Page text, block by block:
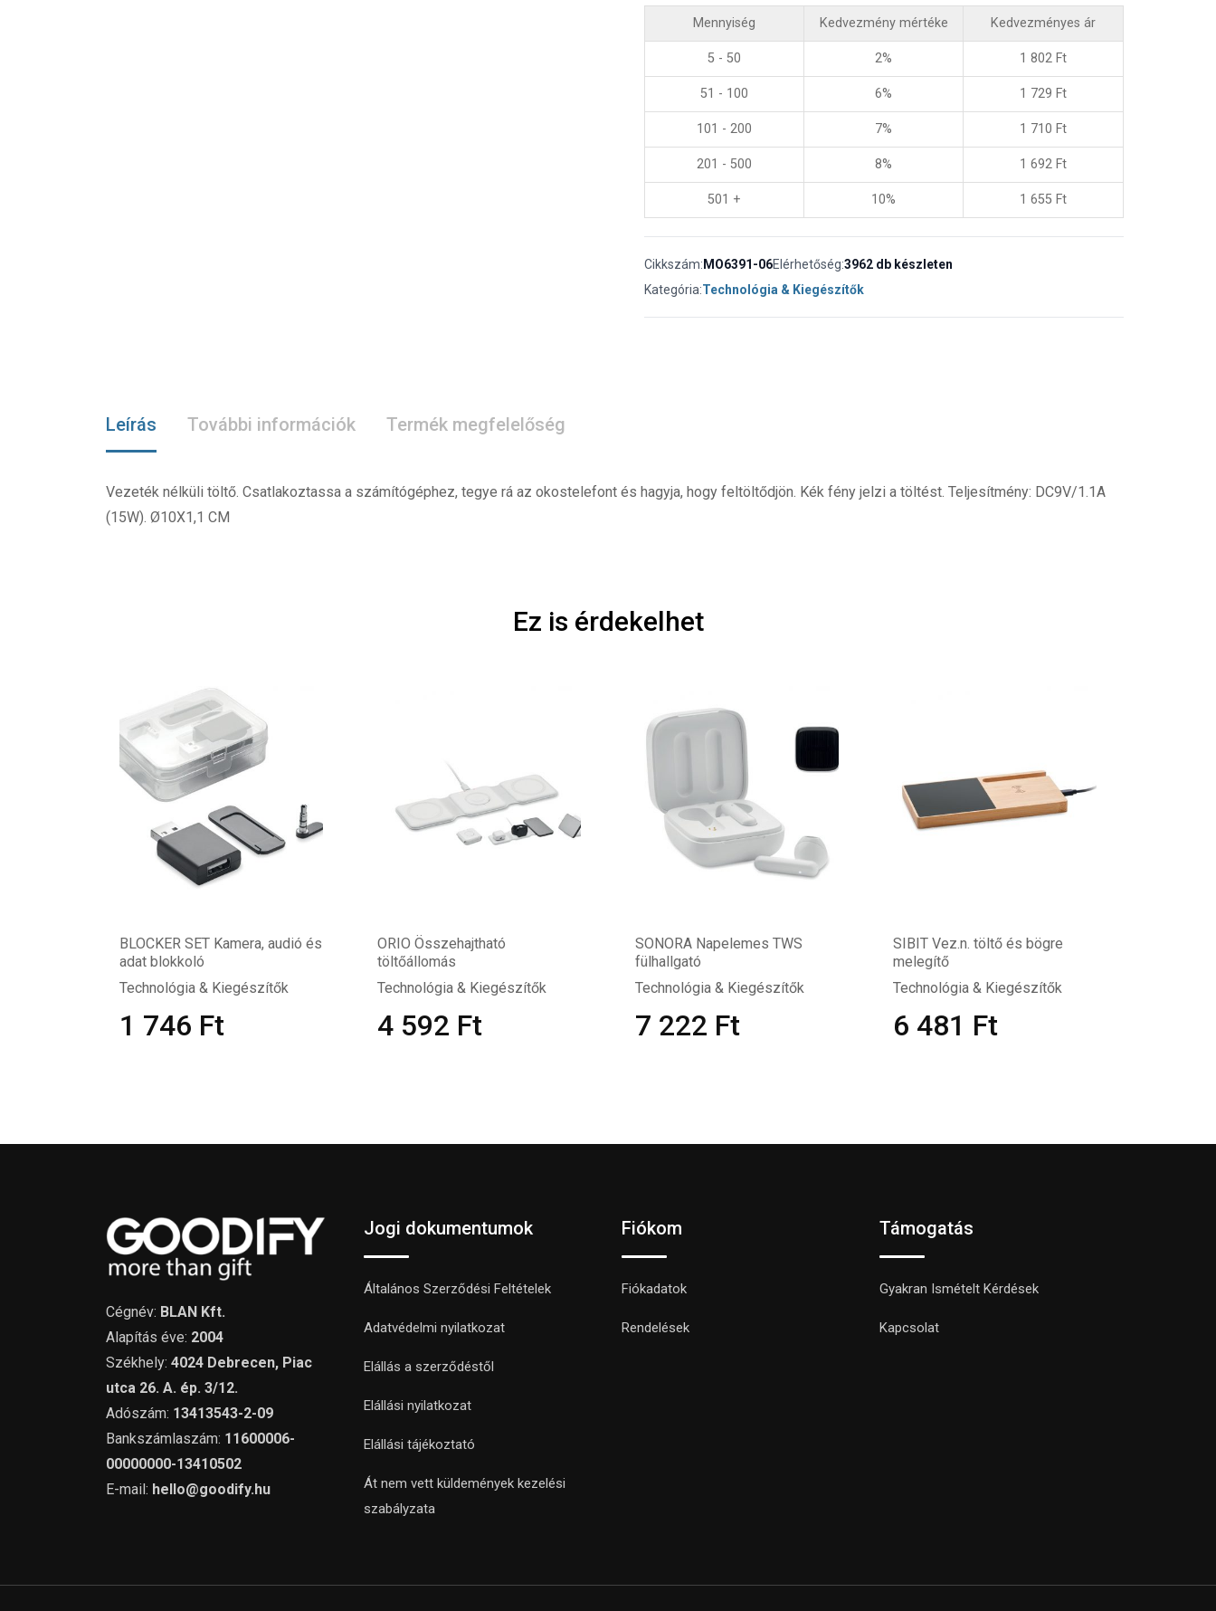
Mennyiség Kedvezmény mértéke Kedvezményes ár
5 - 50 2% 1 802 Ft
51 - 100 6% 1 729 Ft
101 - 200 7% 1 710 Ft
201 - 500 8% 1 692 Ft
501 + 10% 1 655 Ft
Cikkszám: MO6391-06Elérhetőség:3962 db készleten
Kategória:Technológia & Kiegészítők
Leírás További információk Termék megfelelőség
Vezeték nélküli töltő. Csatlakoztassa a számítógéphez, tegye rá az okostelefont és hagyja, hogy feltöltődjön. Kék fény jelzi a töltést. Teljesítmény: DC9V/1.1A
(15W). Ø10X1,1 CM
Ez is érdekelhet
BLOCKER SET Kamera, audió és
adat blokkoló
Technológia & Kiegészítők
1 746 Ft
ORIO Összehajtható
töltőállomás
Technológia & Kiegészítők
4 592 Ft
SONORA Napelemes TWS
fülhallgató
Technológia & Kiegészítők
7 222 Ft
SIBIT Vez.n. töltő és bögre
melegítő
Technológia & Kiegészítők
6 481 Ft
Cégnév: BLAN Kft.
Alapítás éve: 2004
Székhely: 4024 Debrecen, Piac
utca 26. A. ép. 3/12.
Adószám: 13413543-2-09
Bankszámlaszám: 11600006-
00000000-13410502
E-mail: hello@goodify.hu
Jogi dokumentumok
Általános Szerződési Feltételek
Adatvédelmi nyilatkozat
Elállás a szerződéstől
Elállási nyilatkozat
Elállási tájékoztató
Át nem vett küldemények kezelési
szabályzata
Fiókom
Fiókadatok
Rendelések
Támogatás
Gyakran Ismételt Kérdések
Kapcsolat